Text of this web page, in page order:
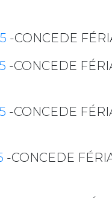
-CONCEDE
-CONCEDE
-CONCEDE
-CONCEDE